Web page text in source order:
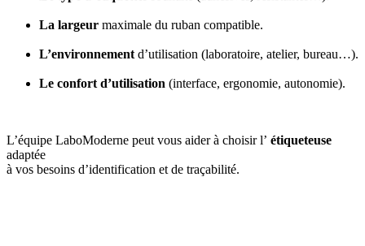
La largeur maximale du ruban compatible.
L’environnement d’utilisation (laboratoire, atelier, bureau…).
Le confort d’utilisation (interface, ergonomie, autonomie).
L’équipe LaboModerne peut vous aider à choisir l’ étiqueteuse
adaptée
à vos besoins d’identification et de traçabilité.